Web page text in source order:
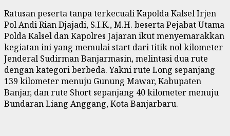
Ratusan peserta tanpa terkecuali Kapolda Kalsel Irjen
Pol Andi Rian Djajadi, S.I.K., M.H. beserta Pejabat Utama
Polda Kalsel dan Kapolres Jajaran ikut menyemarakkan
kegiatan ini yang memulai start dari titik nol kilometer
Jenderal Sudirman Banjarmasin, melintasi dua rute
dengan kategori berbeda. Yakni rute Long sepanjang
139 kilometer menuju Gunung Mawar, Kabupaten
Banjar, dan rute Short sepanjang 40 kilometer menuju
Bundaran Liang Anggang, Kota Banjarbaru.